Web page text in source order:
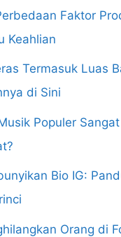
Faktor
Keahlian
Termasuk Luas
di Sini
Populer
Bio IG:
Orang di